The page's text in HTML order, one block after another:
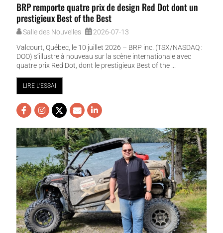
BRP remporte quatre prix de design Red Dot dont un
prestigieux Best of the Best
Salle des Nouvelles
2026-07-13
Valcourt, Québec, le 10 juillet 2026 – BRP inc. (TSX/NASDAQ :
DOO) s’illustre à nouveau sur la scène internationale avec
quatre prix Red Dot, dont le prestigieux Best of the ...
LIRE L'ESSAI